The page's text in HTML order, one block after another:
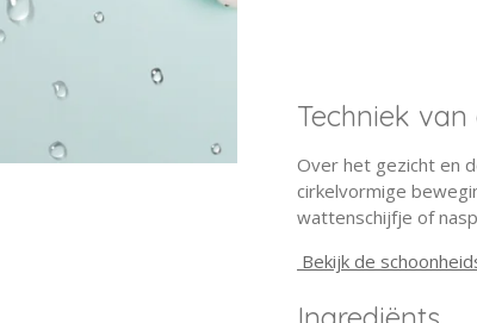
Techniek
Over het gezicht en
cirkelvormige
wattenschijfje of
Bekijk de